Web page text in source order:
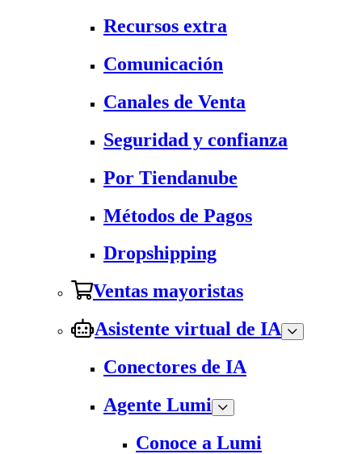
Recursos extra
Comunicación
Canales de Venta
Seguridad y confianza
Por Tiendanube
Métodos de Pagos
Dropshipping
Ventas mayoristas
Asistente virtual de IA
Conectores de IA
Agente Lumi
Conoce a Lumi